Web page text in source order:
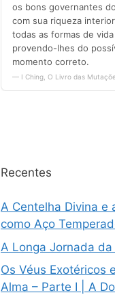
Recentes
A Centelha Divina e
como Aço
A Longa Jornada da
Os Véus Exotéricos
Alma – Parte I | A